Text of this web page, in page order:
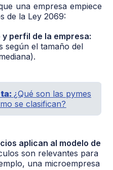
una empresa empiece
de la Ley 2069:
perfil de la empresa:
según el tamaño del
¿Qué son las pymes
se clasifican?
aplican al modelo de
son relevantes para
una microempresa